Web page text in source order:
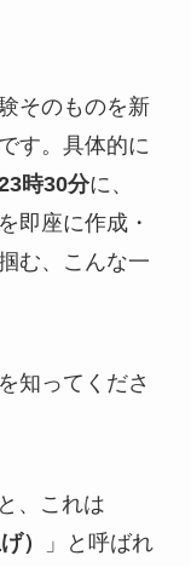
そのものを新
す。具体的に
時30分に、
即座に作成・
む、こんな一
知ってくださ
、これは
）
」と呼ばれ